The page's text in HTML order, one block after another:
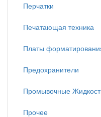
Перчатки
Печатающая техника
Платы
Предохранители
Промывочные
Прочее